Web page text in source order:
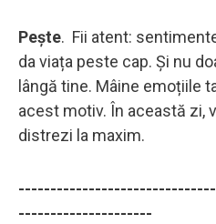
Peşte. Fii atent:
da viața peste cap. Și nu
lângă tine. Mâine emoțiile
acest motiv. În această zi,
distrezi la maxim.
---------------------